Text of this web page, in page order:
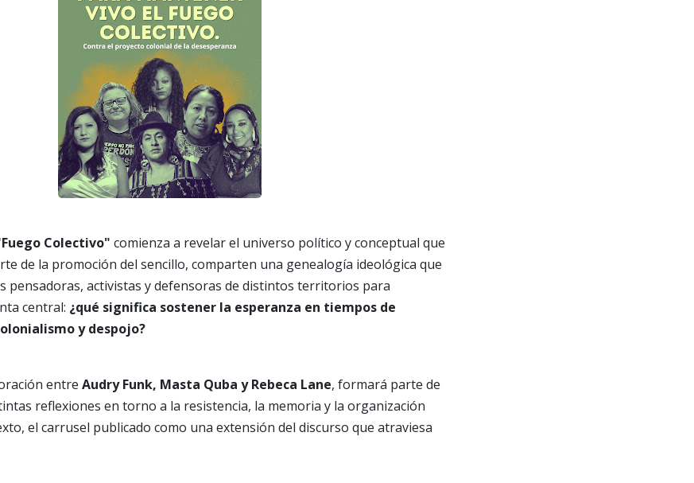
Colectivo" comienza a revelar el universo político y conceptual que
de la promoción del sencillo, comparten una genealogía ideológica que
pensadoras, activistas y defensoras de distintos territorios para
central: ¿qué significa sostener la esperanza en tiempos de
y despojo?
entre Audry Funk, Masta Quba y Rebeca Lane, formará parte de
reflexiones en torno a la resistencia, la memoria y la organización
el carrusel publicado como una extensión del discurso que atraviesa